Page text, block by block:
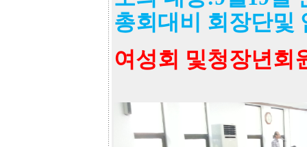
총회대비 회장단및
여성회 및청장년회